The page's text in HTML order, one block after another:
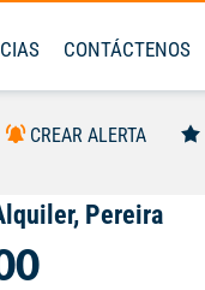
CONTÁCTENOS
CREAR ALERTA
Pereira